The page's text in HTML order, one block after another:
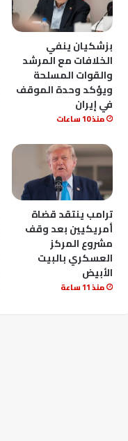
بزشكيان ينفي
الخلافات مع المرشد
والقوات المسلحة
ويؤكد وحدة الموقف
في إيران
منذ 10 ساعات
ترامب ينتقد قضاة
أمريكيين بعد وقف
مشروع المركز
العسكري بالبيت
الأبيض
منذ 11 ساعة